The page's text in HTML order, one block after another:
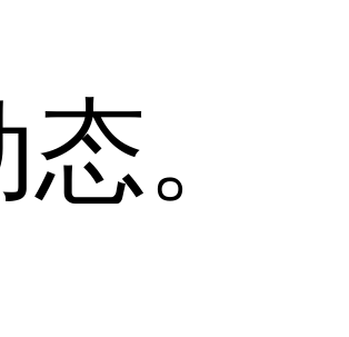
。